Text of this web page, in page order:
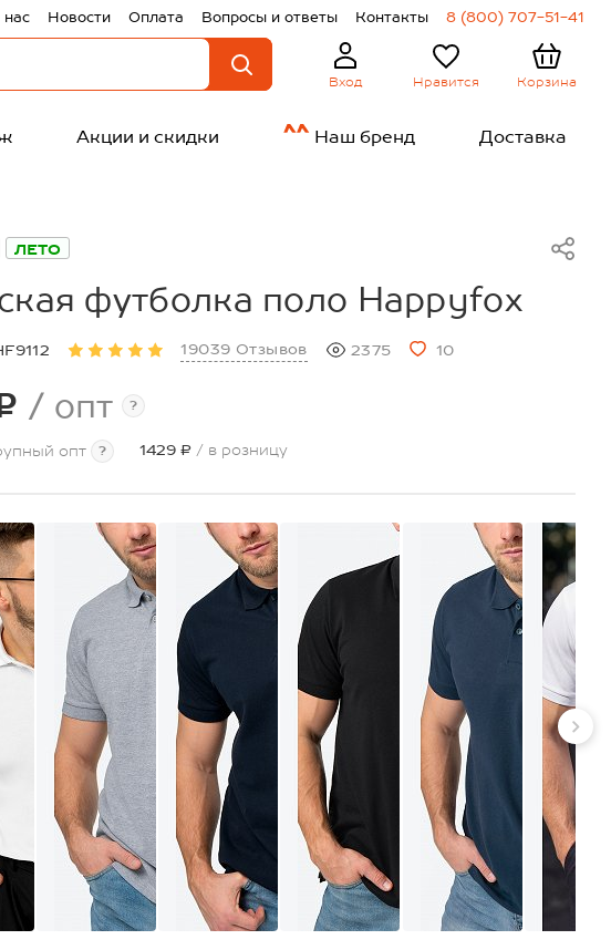
Новости Оплата Вопросы и ответы Контакты 8 (800) 707-51-41
Вход Нравится Корзина
Акции и скидки Наш бренд Доставка
ЛЕТО
футболка поло Happyfox
19039 Отзывов 2375 10
/ опт ?
опт ? 1429 ₽ / в розницу